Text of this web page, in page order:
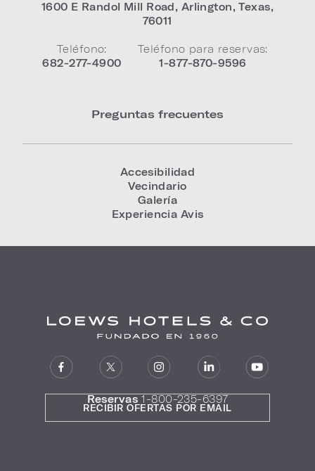
1600 E Randol Mill Road, Arlington,Texas,
76011
Teléfono:
682-277-4900
Teléfono para reservas:
1-877-870-9596
Preguntas frecuentes
Accesibilidad
Vecindario
Galería
Experiencia Avis
Reservas 1-800-235-6397
RECIBIR OFERTAS POR EMAIL